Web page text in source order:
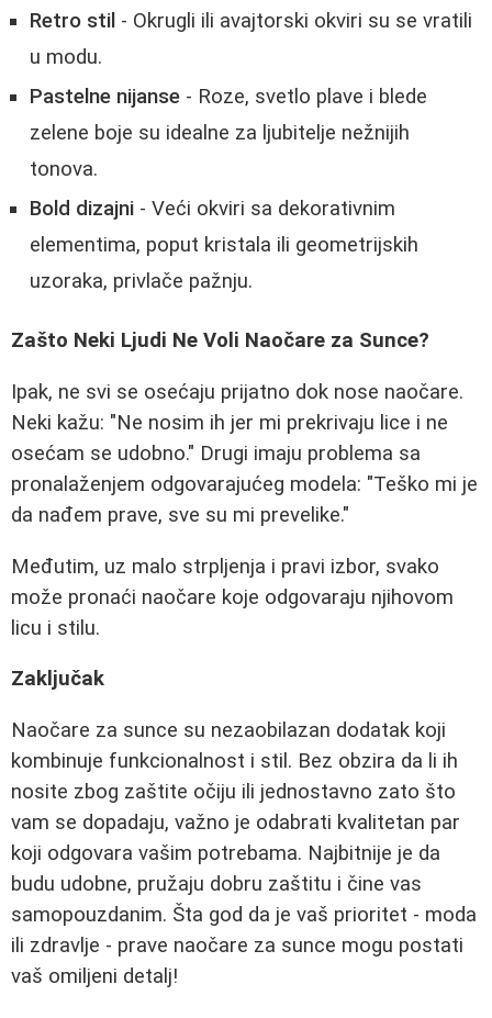
Retro stil - Okrugli ili avajtorski okviri su se vratili
u modu.
Pastelne nijanse - Roze, svetlo plave i blede
zelene boje su idealne za ljubitelje nežnijih
tonova.
Bold dizajni - Veći okviri sa dekorativnim
elementima, poput kristala ili geometrijskih
uzoraka, privlače pažnju.
Zašto Neki Ljudi Ne Voli Naočare za Sunce?
Ipak, ne svi se osećaju prijatno dok nose naočare.
Neki kažu: "Ne nosim ih jer mi prekrivaju lice i ne
osećam se udobno." Drugi imaju problema sa
pronalaženjem odgovarajućeg modela: "Teško mi je
da nađem prave, sve su mi prevelike."
Međutim, uz malo strpljenja i pravi izbor, svako
može pronaći naočare koje odgovaraju njihovom
licu i stilu.
Zaključak
Naočare za sunce su nezaobilazan dodatak koji
kombinuje funkcionalnost i stil. Bez obzira da li ih
nosite zbog zaštite očiju ili jednostavno zato što
vam se dopadaju, važno je odabrati kvalitetan par
koji odgovara vašim potrebama. Najbitnije je da
budu udobne, pružaju dobru zaštitu i čine vas
samopouzdanim. Šta god da je vaš prioritet - moda
ili zdravlje - prave naočare za sunce mogu postati
vaš omiljeni detalj!